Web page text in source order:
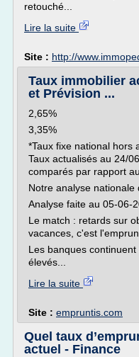
retouché...
Lire la suite
Site : http://
Taux immobilier
et Prévision ...
2,65%
3,35%
*Taux fixe national hors
Taux actualisés au 24/
comparés par rapport
Notre analyse
Analyse faite au 05-06-
Le match : retards sur
vacances, c'est
Les banques
élevés...
Lire la suite
Site : empruntis.com
Quel taux
actuel - Finance